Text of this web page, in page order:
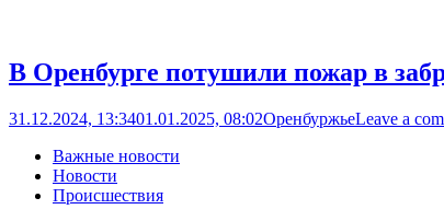
В Оренбурге потушили пожар в
31.12.2024, 13:3401.01.2025, 08:02ОренбуржьеLeave a
Важные новости
Новости
Происшествия